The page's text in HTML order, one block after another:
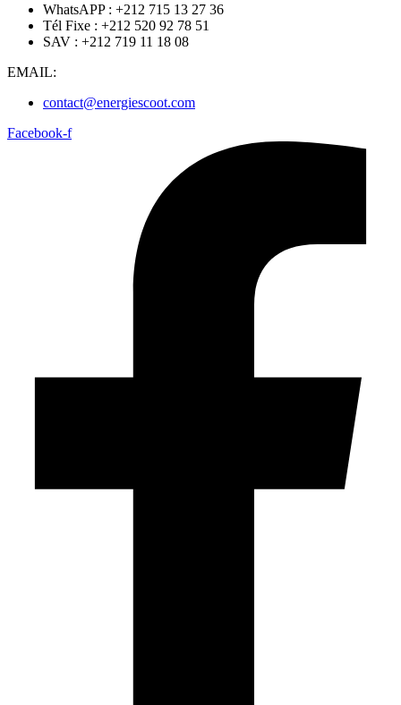
WhatsAPP : +212 715 13 27 36
Tél Fixe : +212 520 92 78 51
SAV : +212 719 11 18 08
EMAIL:
contact@energiescoot.com
Facebook-f